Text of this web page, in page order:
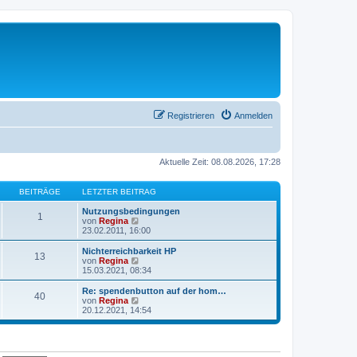
Anmelden
Registrieren
Aktuelle Zeit: 08.08.2026, 17:28
BEITRÄGE LETZTER BEITRAG
1
Nutzungsbedingungen
von Regina
e
u
e
t
B
e
i
t
g
23.02.2011, 16:00
13
Nichterreichbarkeit HP
von Regina
e
u
e
t
r
i
15.03.2021, 08:34
40
Re: spendenbutton auf der hom…
von Regina
e
u
20.12.2021, 14:54